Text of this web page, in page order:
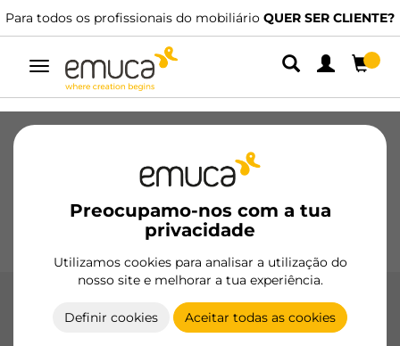
SER CLIENTE? Dispomos de distribuidores especializados.
Alternar
navegação
Preocupamo-nos com a tua
privacidade
Utilizamos cookies para analisar a utilização do
nosso site e melhorar a tua experiência.
Definir cookies Aceitar todas as cookies
Dobradiças
Cozinha Montagem
Puxadores Bases Expositores
Maçanetas